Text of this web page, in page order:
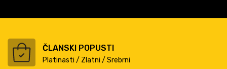
ČLANSKI POPUSTI
Platinasti / Zlatni / Srebrni